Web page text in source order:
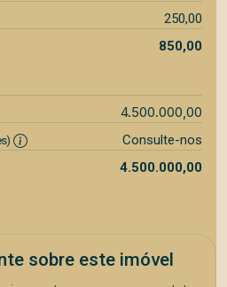
250,00
850,00
4.500.000,00
Consulte-nos
4.500.000,00
sobre este imóvel